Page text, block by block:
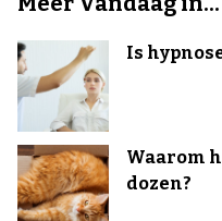
Is
Waarom
dozen?